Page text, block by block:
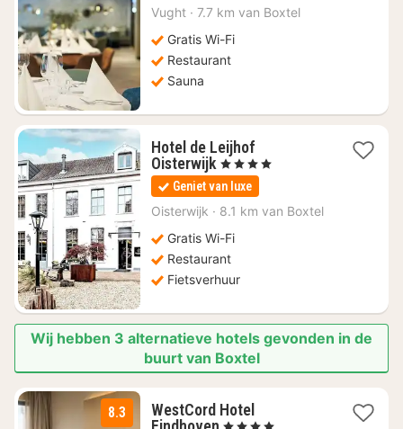
Vught · 7.7 km van Boxtel
Gratis Wi-Fi
Restaurant
Sauna
Hotel de Leijhof
Oisterwijk 1
nacht
vanaf
€
, 4 Sterren
Geniet van luxe
Oisterwijk · 8.1 km van Boxtel
Gratis Wi-Fi
Restaurant
Fietsverhuur
Wij hebben 3 alternatieve hotels gevonden in de
buurt van Boxtel
8.3
WestCord Hotel
1
, 4 Sterren